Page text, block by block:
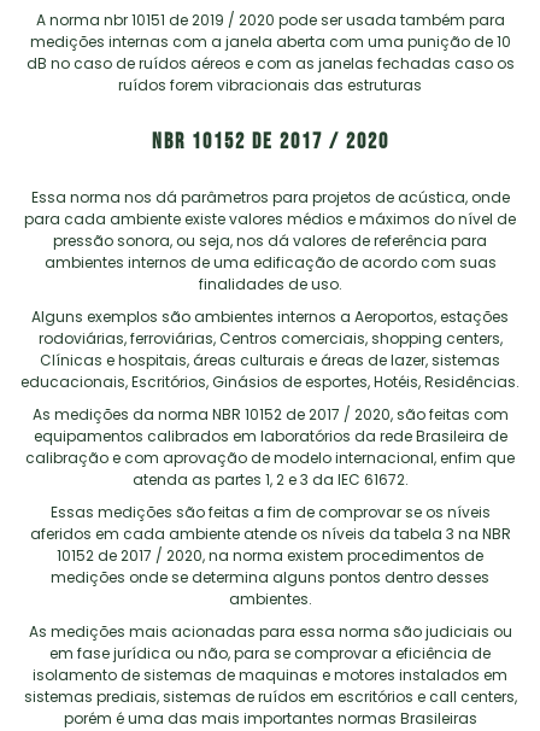
A norma nbr 10151 de 2019 / 2020 pode ser usada também para
medições internas com a janela aberta com uma punição de 10
dB no caso de ruídos aéreos e com as janelas fechadas caso os
ruídos forem vibracionais das estruturas
NBR 10152 de 2017 / 2020
Essa norma nos dá parâmetros para projetos de acústica, onde
para cada ambiente existe valores médios e máximos do nível de
pressão sonora, ou seja, nos dá valores de referência para
ambientes internos de uma edificação de acordo com suas
finalidades de uso.
Alguns exemplos são ambientes internos a Aeroportos, estações
rodoviárias, ferroviárias, Centros comerciais, shopping centers,
Clínicas e hospitais, áreas culturais e áreas de lazer, sistemas
educacionais, Escritórios, Ginásios de esportes, Hotéis, Residências.
As medições da norma NBR 10152 de 2017 / 2020, são feitas com
equipamentos calibrados em laboratórios da rede Brasileira de
calibração e com aprovação de modelo internacional, enfim que
atenda as partes 1, 2 e 3 da IEC 61672.
Essas medições são feitas a fim de comprovar se os níveis
aferidos em cada ambiente atende os níveis da tabela 3 na NBR
10152 de 2017 / 2020, na norma existem procedimentos de
medições onde se determina alguns pontos dentro desses
ambientes.
As medições mais acionadas para essa norma são judiciais ou
em fase jurídica ou não, para se comprovar a eficiência de
isolamento de sistemas de maquinas e motores instalados em
sistemas prediais, sistemas de ruídos em escritórios e call centers,
porém é uma das mais importantes normas Brasileiras